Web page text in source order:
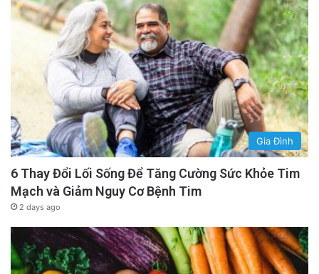
Gia Đình
6 Thay Đổi Lối Sống Để Tăng Cường Sức Khỏe Tim
Mạch và Giảm Nguy Cơ Bệnh Tim
2 days ago